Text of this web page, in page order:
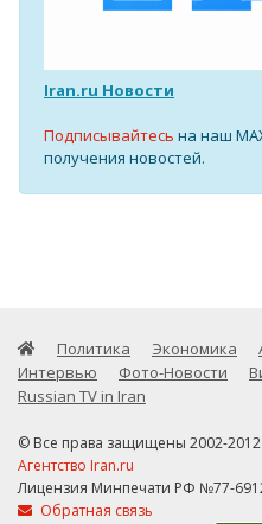
Iran.ru Новости
Подписывайтесь на наш
получения новостей.
Политика Экономика
Интервью
Фото-Новости
Russian TV in Iran
© Все права защищены 2002-2012
Агентство Iran.ru
Лицензия Минпечати РФ №77-
Обратная связь